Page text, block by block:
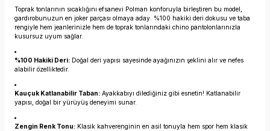
Toprak tonlarının sıcaklığını efsanevi Polman konforuyla birleştiren bu model,
gardırobunuzun en joker parçası olmaya aday. %100 hakiki deri dokusu ve taba
rengiyle hem jeanlerinizle hem de toprak tonlarındaki chino pantolonlarınızla
kusursuz uyum sağlar.
%100 Hakiki Deri: Doğal deri yapısı sayesinde ayağınızın şeklini alır ve nefes
alabilir özelliktedir.
Kauçuk Katlanabilir Taban: Ayakkabıyı dilediğiniz gibi esnetin! Katlanabilir
yapısı, doğal bir yürüyüş deneyimi sunar.
Zengin Renk Tonu: Klasik kahverenginin en asil tonuyla hem spor hem klasik